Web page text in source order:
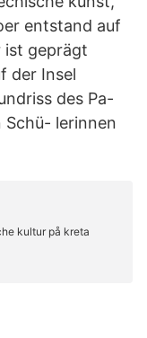
entstand auf
ist geprägt
der Insel
des Pa-
Schü- lerinnen